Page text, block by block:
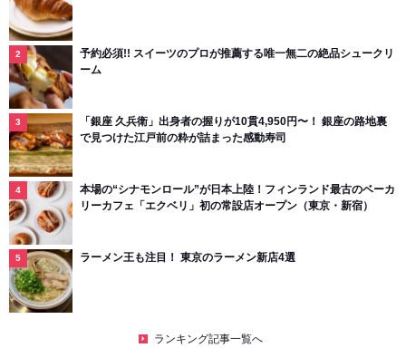
予約必須!! スイーツのプロが推薦する唯一無二の絶品シュークリ
ーム
「銀座 久兵衛」出身者の握りが10貫4,950円〜！ 銀座の路地裏
で見つけた江戸前の粋が詰まった感動寿司
本場の“シナモンロール”が日本上陸！フィンランド最古のベーカ
リーカフェ「エクベリ」初の常設店オープン（東京・新宿）
ラーメン王も注目！ 東京のラーメン新店4選
ランキング記事一覧へ